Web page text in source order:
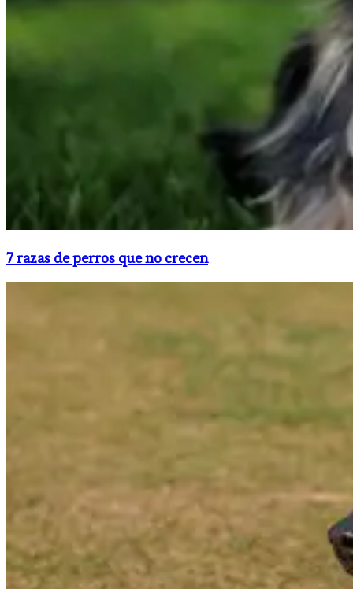
7 razas de perros que no crecen